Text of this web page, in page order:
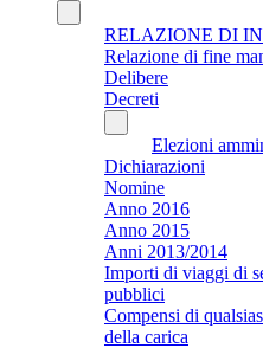
RELAZIONE DI
Relazione di fine
Delibere
Decreti
Elezioni
Dichiarazioni
Nomine
Anno 2016
Anno 2015
Anni 2013/2014
Importi di viaggi di
pubblici
Compensi di
della carica